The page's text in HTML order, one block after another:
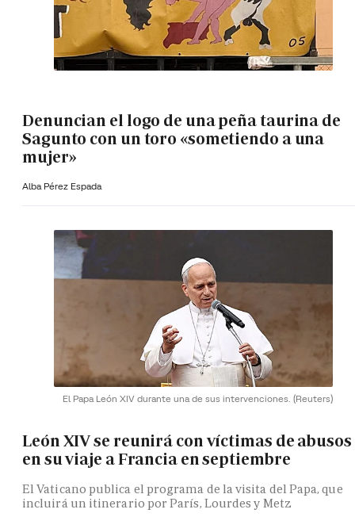
Denuncian el logo de una peña taurina de
Sagunto con un toro «sometiendo a una
mujer»
Alba Pérez Espada
El Papa León XIV durante una de sus intervenciones. (Reuters)
León XIV se reunirá con víctimas de abusos
en su viaje a Francia en septiembre
El Vaticano publica el programa de la visita del Papa, que
incluirá un itinerario por París, Lourdes y Metz